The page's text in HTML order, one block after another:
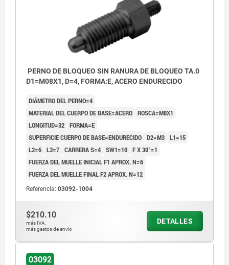
PERNO DE BLOQUEO SIN RANURA DE BLOQUEO TA.0
D1=M08X1, D=4, FORMA:E, ACERO ENDURECIDO
DIÁMETRO DEL PERNO=4
MATERIAL DEL CUERPO DE BASE=ACERO ROSCA=M8X1
LONGITUD=32 FORMA=E
SUPERFICIE CUERPO DE BASE=ENDURECIDO D2=M3 L1=15
L2=6 L3=7 CARRERA S=4 SW1=10 F X 30°=1
FUERZA DEL MUELLE INICIAL F1 APROX. N=6
FUERZA DEL MUELLE FINAL F2 APROX. N=12
Referencia: 03092-1004
$210.10
más IVA.
más gastos de envío
DETALLES
03092